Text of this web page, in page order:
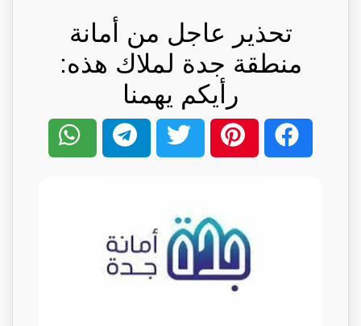
تحذير عاجل من أمانة
منطقة جدة لملاك هذه:
رأيكم يهمنا